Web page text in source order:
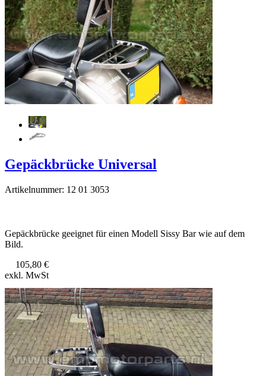
Gepäckbrücke Universal
Artikelnummer: 12 01 3053
Gepäckbrücke geeignet für einen Modell Sissy Bar wie auf dem
Bild.
105,80 €
exkl. MwSt